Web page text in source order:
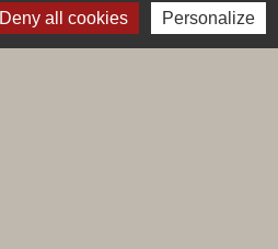
Deny all cookies Personalize